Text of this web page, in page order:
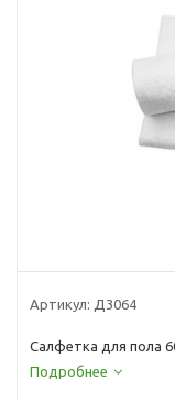
Артикул: Д3064
Салфетка для пола
Подробнее